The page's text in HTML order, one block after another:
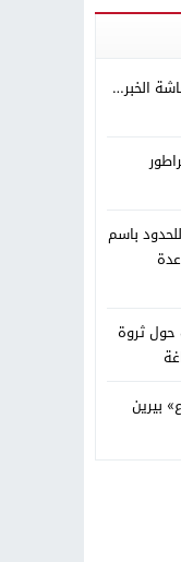
الخبر…
باسم
حول ثروة
بيرين